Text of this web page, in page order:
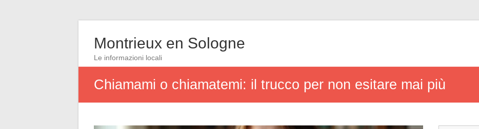
Montrieux en Sologne
Le informazioni locali
Chiamami o chiamatemi: il trucco per non esitare mai più